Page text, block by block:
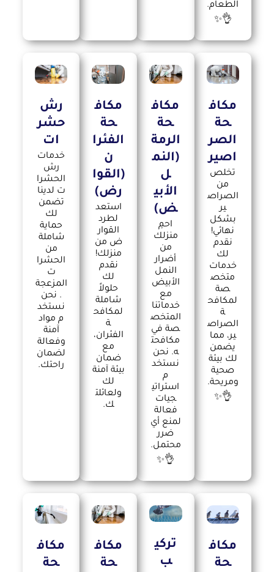
الطعام.
👌✨
مكاف
حة
الصر
اصير
تخلص
من
الصراص
ير
بشكل
نهائي!
نقدم
لك
خدمات
متخص
صة
لمكافح
ة
الصراص
ير، مما
يضمن
لك بيئة
صحية
ومريحة.
👌✨
مكاف
حة
الرمة
(النم
ل
الأبي
ض)
احمِ
منزلك
من
أضرار
النمل
الأبيض
مع
خدماتنا
المتخص
صة في
مكافحت
ه. نحن
نستخد
م
استراتي
جيات
فعالة
لمنع أي
ضرر
محتمل.
👌✨
مكاف
حة
الفئرا
ن
(القوا
رض)
استعد
لطرد
القوار
ض من
منزلك!
نقدم
لك
حلولاً
شاملة
لمكافح
ة
الفئران،
مع
ضمان
بيئة آمنة
لك
ولعائلت
ك.
رش
حشر
ات
خدمات
رش
الحشرا
ت لدينا
تضمن
لك
حماية
شاملة
من
الحشرا
ت
المزعجة
. نحن
نستخد
م مواد
آمنة
وفعالة
لضمان
راحتك.
مكاف
حة
تركي
ب
مكاف
حة
مكاف
حة